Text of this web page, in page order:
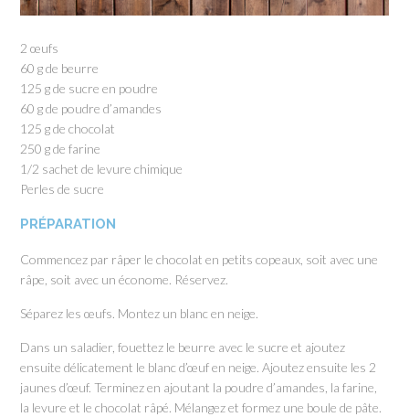
2 œufs
60 g de beurre
125 g de sucre en poudre
60 g de poudre d’amandes
125 g de chocolat
250 g de farine
1/2 sachet de levure chimique
Perles de sucre
PRÉPARATION
Commencez par râper le chocolat en petits copeaux, soit avec une
râpe, soit avec un économe. Réservez.
Séparez les œufs. Montez un blanc en neige.
Dans un saladier, fouettez le beurre avec le sucre et ajoutez
ensuite délicatement le blanc d’œuf en neige. Ajoutez ensuite les 2
jaunes d’œuf. Terminez en ajoutant la poudre d’amandes, la farine,
la levure et le chocolat râpé. Mélangez et formez une boule de pâte.